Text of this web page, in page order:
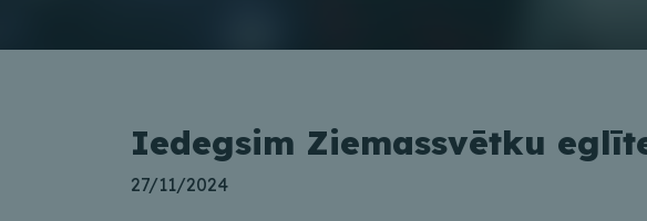
Iedegsim Ziemassvētku
27/11/2024